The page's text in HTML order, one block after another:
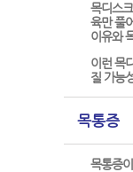
목디스
육만 풀
이유와
이런 목
질 가능
목통증
목통증